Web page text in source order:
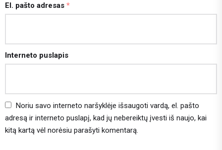
El. pašto adresas *
Interneto puslapis
Noriu savo interneto naršyklėje išsaugoti vardą, el. pašto
adresą ir interneto puslapį, kad jų nebereiktų įvesti iš naujo, kai
kitą kartą vėl norėsiu parašyti komentarą.